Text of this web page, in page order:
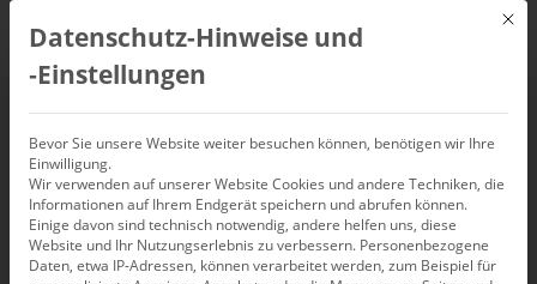
Planning with
DeltaMaster 2019-06-
26
Mit
Datenschutz-Hinweise und
‑Einstellungen
Bevor Sie unsere Website weiter besuchen können, benötigen wir Ihre
Einwilligung.
Wir verwenden auf unserer Website Cookies und andere Techniken, die
Informationen auf Ihrem Endgerät speichern und abrufen können.
Einige davon sind technisch notwendig, andere helfen uns, diese
Website und Ihr Nutzungserlebnis zu verbessern. Personenbezogene
Daten, etwa IP-Adressen, können verarbeitet werden, zum Beispiel für